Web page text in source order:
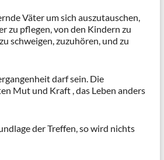
Väter um sich auszutauschen,
zu pflegen, von den Kindern zu
schweigen, zuzuhören, und zu
darf sein. Die
Mut und Kraft , das Leben anders
der Treffen, so wird nichts